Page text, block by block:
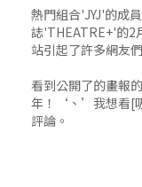
熱門組合'JYJ'的成
誌'THEATRE+'的2
站引起了許多網友
看到公開了的畫報
年！‘、’我想看[
評論。